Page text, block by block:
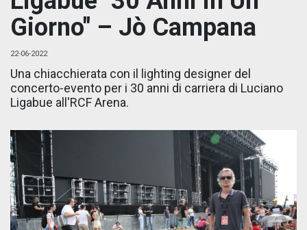
Giorno" – Jò Campana
22-06-2022
Una chiacchierata con il lighting designer del
concerto-evento per i 30 anni di carriera di Luciano
Ligabue all'RCF Arena.